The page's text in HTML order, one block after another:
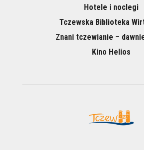
Hotele i noclegi
Tczewska Biblioteka
Znani tczewianie –
Kino Helios